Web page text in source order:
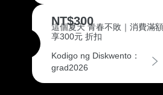
NT$300
這個夏天 青春不敗｜消費滿額
享300元 折扣
Kodigo ng Diskwento：
grad2026